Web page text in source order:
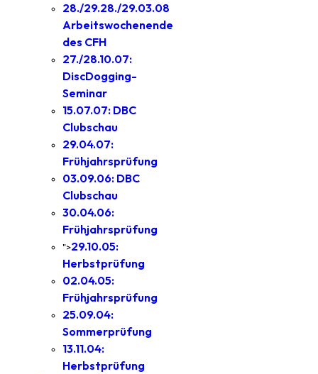
28./29.28./29.03.08
Arbeitswochenende
des CFH
27./28.10.07:
DiscDogging-
Seminar
15.07.07: DBC
Clubschau
29.04.07:
Frühjahrsprüfung
03.09.06: DBC
Clubschau
30.04.06:
Frühjahrsprüfung
">29.10.05:
Herbstprüfung
02.04.05:
Frühjahrsprüfung
25.09.04:
Sommerprüfung
13.11.04:
Herbstprüfung